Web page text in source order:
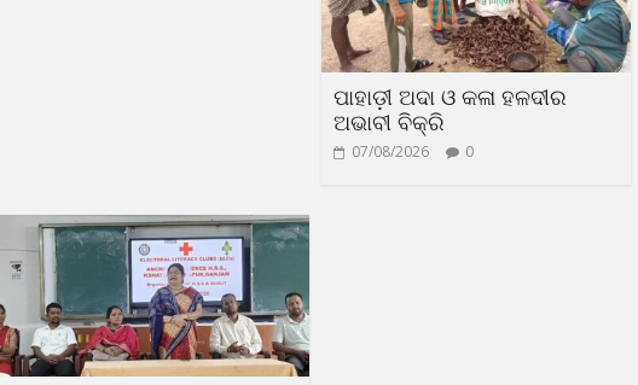
ପାହାଡ଼ୀ ଅଦା ଓ କଳା ହଳଦୀର
ଅଭାବୀ ବିକ୍ରି
07/08/2026 0